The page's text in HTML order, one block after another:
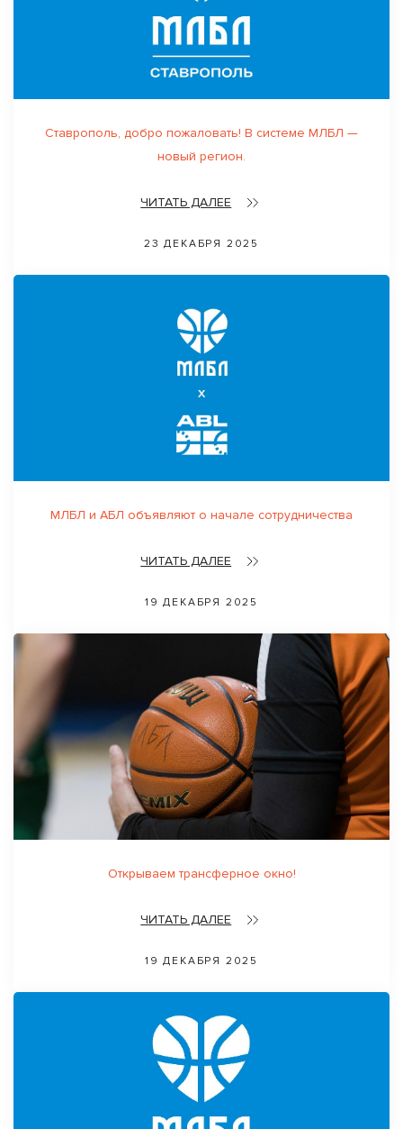
Ставрополь, добро пожаловать! В системе МЛБЛ —
новый регион.
ЧИТАТЬ ДАЛЕЕ
23 ДЕКАБРЯ 2025
МЛБЛ и АБЛ объявляют о начале сотрудничества
ЧИТАТЬ ДАЛЕЕ
19 ДЕКАБРЯ 2025
Открываем трансферное окно!
ЧИТАТЬ ДАЛЕЕ
19 ДЕКАБРЯ 2025